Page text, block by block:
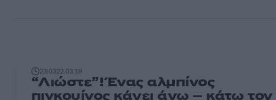
23:0322.03.19
“Λιώστε”! Ένας αλμπίνος
πιγκουίνος κάνει άνω – κάτω τον